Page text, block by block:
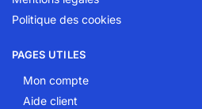
Politique des cookies
PAGES UTILES
Mon compte
Aide client